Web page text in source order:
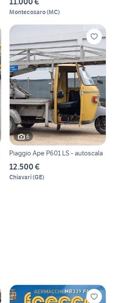
Montecosaro(MC)
6
Piaggio Ape P601 LS - autoscala
12.500 €
Chiavari(GE)